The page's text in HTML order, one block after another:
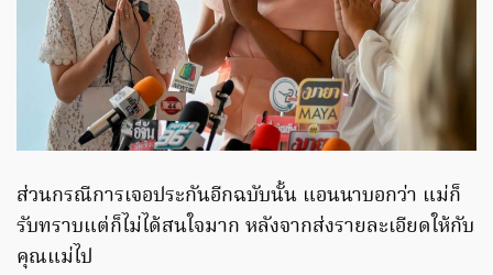
ส่วนกรณีการเจอประกันอีกฉบับนั้น แอนนาบอกว่า แม่ก็
รับทราบแต่ก็ไม่ได้สนใจมาก หลังจากส่งรายละเอียดให้กับ
คุณแม่ไป